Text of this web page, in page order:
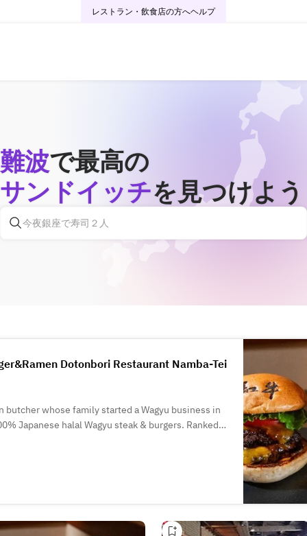
レストラン・飲食店の方へヘルプ
難波で最高の
サンドイッチを見つけよう
Dotonbori Restaurant Namba-Tei
whose family started a Wagyu business in
Japanese halal Wagyu steak & burgers. Ranked